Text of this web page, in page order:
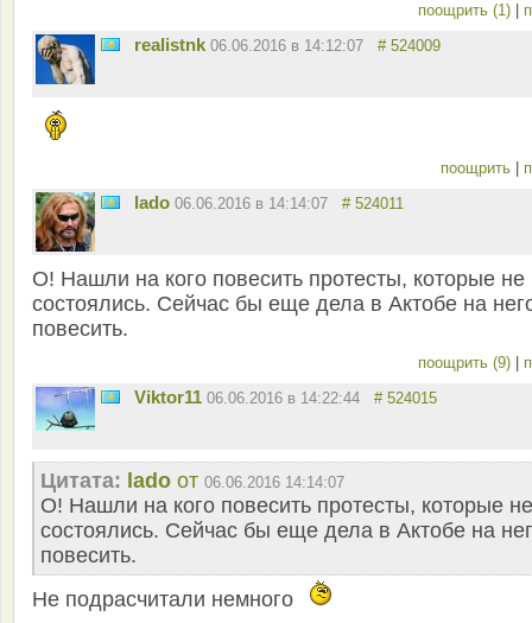
поощрить (1)
realistnk 06.06.2016 в 14:12:07 # 524009
поощрить
lado 06.06.2016 в 14:14:07 # 524011
О! Нашли на кого повесить протесты, которые не
состоялись. Сейчас бы еще дела в Актобе на
повесить.
поощрить (9)
Viktor11 06.06.2016 в 14:22:44 # 524015
Цитата: lado от 06.06.2016 14:14:07
О! Нашли на кого повесить протесты, которые не
состоялись. Сейчас бы еще дела в Актобе на
повесить.
Не подрасчитали немного